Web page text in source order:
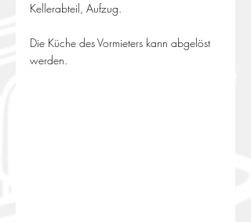
Kellerabteil, Aufzug.
Die Küche des Vormieters kann abgelöst
werden.